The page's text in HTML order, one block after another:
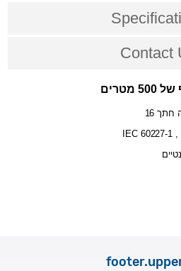
Contact
מטרים
16
IEC 60227-1